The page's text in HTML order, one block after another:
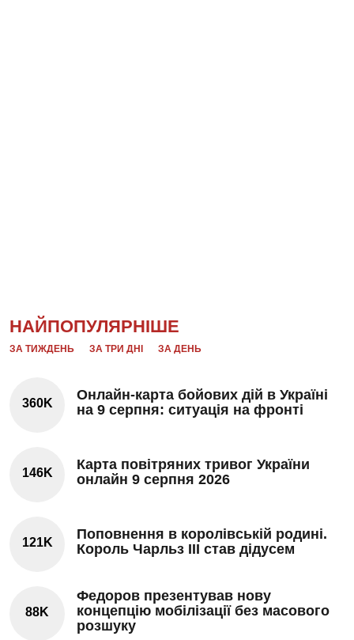
НАЙПОПУЛЯРНІШЕ
ЗА ТИЖДЕНЬ ЗА ТРИ ДНІ ЗА ДЕНЬ
360K
Онлайн-карта бойових дій в Україні
на 9 серпня: ситуація на фронті
146K
Карта повітряних тривог України
онлайн 9 серпня 2026
121K
Поповнення в королівській родині.
Король Чарльз III став дідусем
88K
Федоров презентував нову
концепцію мобілізації без масового
розшуку